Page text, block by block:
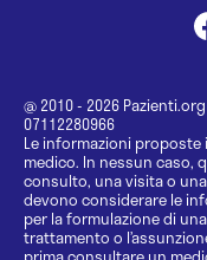
@ 2010 - 2026
07112280966
Le informazioni
medico. In nessun caso,
consulto, una visita o
devono considerare le
per la formulazione di
trattamento o